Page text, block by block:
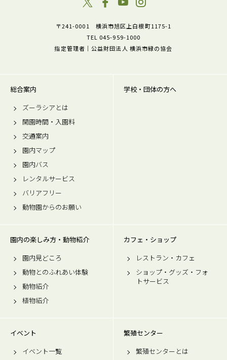
〒241-0001 横浜市旭区上白根町1175-1
TEL 045-959-1000
指定管理者｜公益財団法人 横浜市緑の協会
総合案内
ズーラシアとは
開園時間・入園料
交通案内
園内マップ
園内バス
レンタルサービス
バリアフリー
動物園からのお願い
学校・団体の方へ
園内の楽しみ方・動物紹介
園内見どころ
動物とのふれあい体験
動物紹介
植物紹介
カフェ・ショップ
レストラン・カフェ
ショップ・グッズ・フォ
トサービス
イベント
イベント一覧
繁殖センター
繁殖センターとは